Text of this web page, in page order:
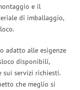
e il
di imballaggio,
adatto alle esigenze
disponibili,
sui servizi richiesti.
che meglio si